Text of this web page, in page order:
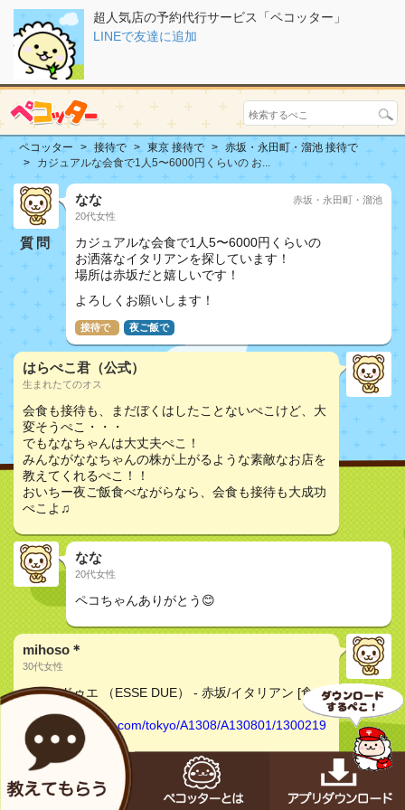
超人気店の予約代行サービス「ペコッター」
LINEで友達に追加
ペコッター 接待で 東京 接待で
赤坂・永田町・溜池 接待で
カジュアルな会食で1人5〜6000円くらいの お...
質問
なな
20代女性
赤坂・永田町・溜池
カジュアルな会食で1人5〜6000円くらいの
お洒落なイタリアンを探しています！
場所は赤坂だと嬉しいです！
よろしくお願いします！
接待で 夜ご飯で
はらぺこ君（公式）
生まれたてのオス
会食も接待も、まだぼくはしたことないぺこけど、大
変そうぺこ・・・
でもななちゃんは大丈夫ぺこ！
みんながななちゃんの株が上がるような素敵なお店を
教えてくれるぺこ！！
おいちー夜ご飯食べながらなら、会食も接待も大成功
ぺこよ♫
なな
20代女性
ペコちゃんありがとう😊
mihoso＊
30代女性
エッセドゥエ （ESSE DUE） - 赤坂/イタリアン [食べ
https://s.tabelog.com/tokyo/A1308/A130801/1300219
1/?
svd=20171226&svt=1900&svps=2&default_yoyaku_c
ondition=1
こちらのイタリアンレストランなんてどうでしょう